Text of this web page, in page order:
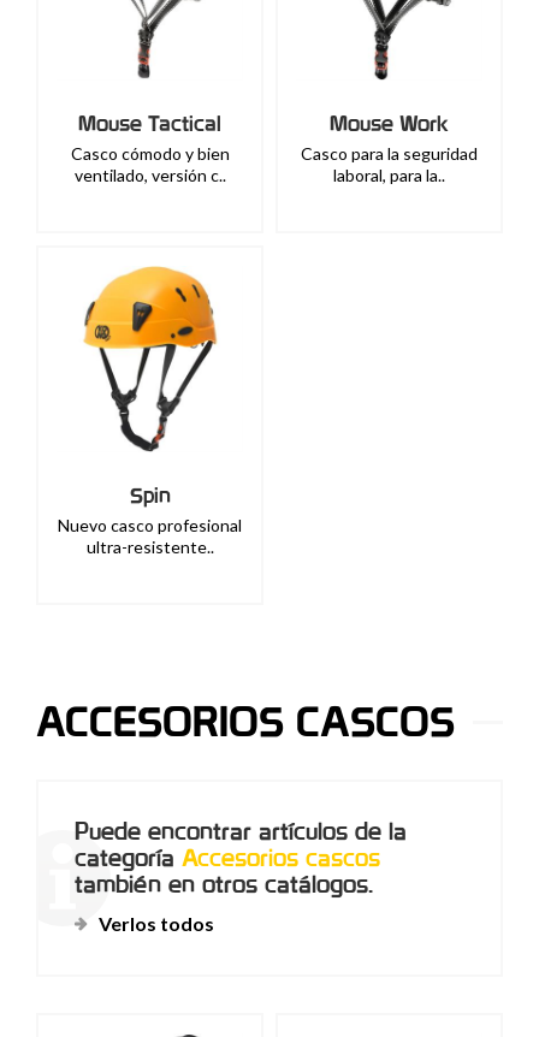
Mouse Tactical
Casco cómodo y bien
ventilado, versión c..
Mouse Work
Casco para la seguridad
laboral, para la..
Spin
Nuevo casco profesional
ultra-resistente..
ACCESORIOS CASCOS
Puede encontrar artículos de la
categoría Accesorios cascos
también en otros catálogos.
Verlos todos